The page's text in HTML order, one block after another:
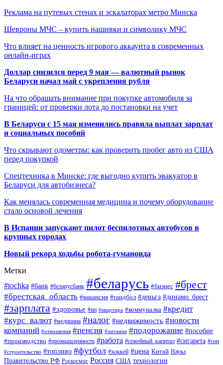
Реклама на путевых стенах и эскалаторах метро Минска
Шевроны МЧС – купить нашивки и символику МЧС
Что влияет на ценность игрового аккаунта в современных
онлайн-играх
Доллар снизился перед 9 мая — валютный рынок
Беларуси начал май с укрепления рубля
На что обращать внимание при покупке автомобиля за
границей: от проверки лота до постановки на учет
В Беларуси с 15 мая изменились правила выплат зарплат
и социальных пособий
Что скрывают одометры: как проверить пробег авто из США
перед покупкой
Спецтехника в Минске: где выгодно купить эвакуатор в
Беларуси для автобизнеса?
Как менялась современная медицина и почему оборудование
стало основой лечения
В Испании запускают пилот беспилотных автобусов в
крупных городах
Новый рекорд ходьбы робота-гуманоида
Метки
#tochka #банк #беларусбанк #беларусь #бизнес #брест
#брестская_область #вакансия #гандбол #деньга #динамо_брест
#зарплата #здоровье #ип #квартира #коммуналка #кредит
#курс_валют #медицина #налог #недвижимость #новости
компаний #отношения #пенсия #питание #подорожание #пособие
#производство #промышленность #работа #семейный_капитал #сигарета #сон
#строительство #топливо #футбол #хоккей #цена Китай Наука
Правительство РФ Роскосмос Россия США технологии